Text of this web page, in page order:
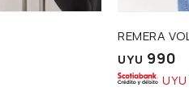
REMERA
UYU 990
UYU